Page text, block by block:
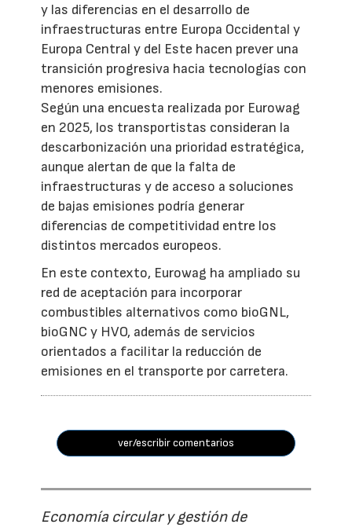
y las diferencias en el desarrollo de
infraestructuras entre Europa Occidental y
Europa Central y del Este hacen prever una
transición progresiva hacia tecnologías con
menores emisiones.
Según una encuesta realizada por Eurowag
en 2025, los transportistas consideran la
descarbonización una prioridad estratégica,
aunque alertan de que la falta de
infraestructuras y de acceso a soluciones
de bajas emisiones podría generar
diferencias de competitividad entre los
distintos mercados europeos.
En este contexto, Eurowag ha ampliado su
red de aceptación para incorporar
combustibles alternativos como bioGNL,
bioGNC y HVO, además de servicios
orientados a facilitar la reducción de
emisiones en el transporte por carretera.
ver/escribir comentarios
Economía circular y gestión de